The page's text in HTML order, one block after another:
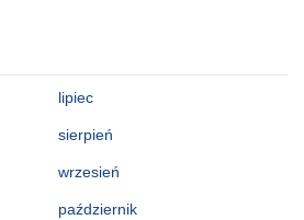
lipiec
sierpień
wrzesień
październik